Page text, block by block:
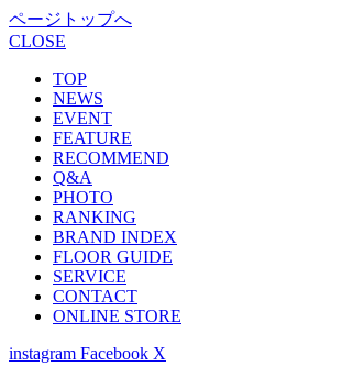
ページトップへ
CLOSE
TOP
NEWS
EVENT
FEATURE
RECOMMEND
Q&A
PHOTO
RANKING
BRAND INDEX
FLOOR GUIDE
SERVICE
CONTACT
ONLINE STORE
instagram Facebook X